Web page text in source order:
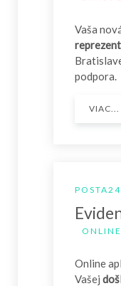
Vaša
podpora.
VIAC...
Online
Vašej